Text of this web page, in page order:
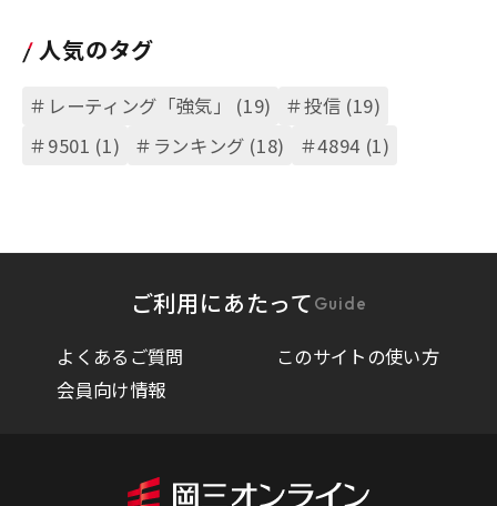
人気のタグ
＃レーティング「強気」 (19)
＃投信 (19)
＃9501 (1)
＃ランキング (18) ＃4894 (1)
ご利用にあたって Guide
よくあるご質問
このサイトの使い方
会員向け情報